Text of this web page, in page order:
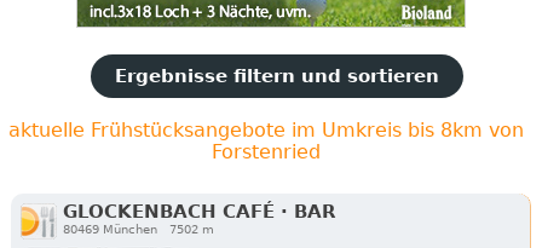
Ergebnisse filtern und sortieren
aktuelle Frühstücksangebote im Umkreis bis 8km von
Forstenried
GLOCKENBACH CAFÉ · BAR
80469 München 7502 m